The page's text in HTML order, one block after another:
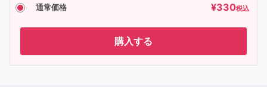
通常価格 ¥330税込
購入する